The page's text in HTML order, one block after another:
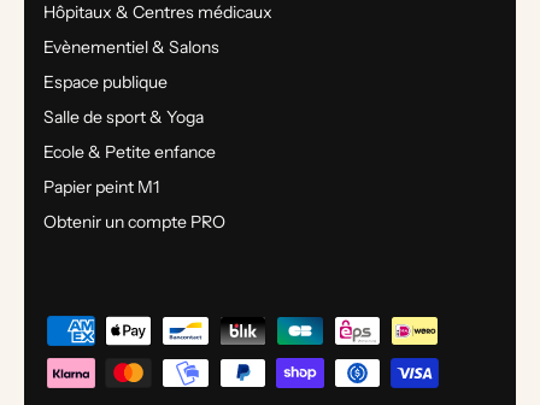
Hôpitaux & Centres médicaux
Evènementiel & Salons
Espace publique
Salle de sport & Yoga
Ecole & Petite enfance
Papier peint M1
Obtenir un compte PRO